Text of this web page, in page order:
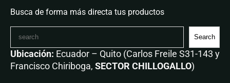
Busca de forma más directa tus productos
Search
Ubicación: Ecuador – Quito (Carlos Freile S31-143 y
Francisco Chiriboga, SECTOR CHILLOGALLO)